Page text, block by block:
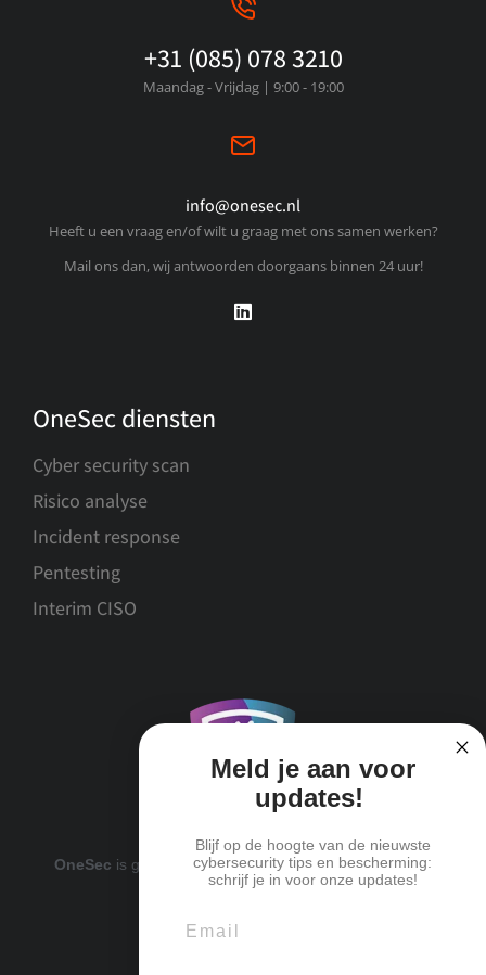
+31 (085) 078 3210
Maandag - Vrijdag | 9:00 - 19:00
info@onesec.nl
Heeft u een vraag en/of wilt u graag met ons samen werken?
Mail ons dan, wij antwoorden doorgaans binnen 24 uur!
OneSec diensten
Cyber security scan
Risico analyse
Incident response
Pentesting
Interim CISO
OneSec is gecertificeerd deelnemer van ICTWaarborg
Meld je aan voor
updates!
Blijf op de hoogte van de nieuwste
cybersecurity tips en bescherming:
schrijf je in voor onze updates!